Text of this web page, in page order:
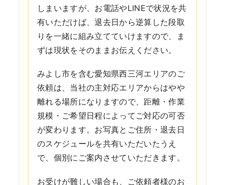
しまいますが、お電話やLINEで状況を共
有いただけば、退去日から逆算した段取
りを一緒に組み立てていけますので、ま
ずは現状をそのままお伝えください。
みよし市を含む愛知県西三河エリアのご
依頼は、当社の主対応エリアからはやや
離れる場所になりますので、距離・作業
規模・ご希望日程によってご対応の可否
が変わります。お写真とご住所・退去日
のスケジュールを共有いただいたうえ
で、個別にご案内させていただきます。
お受けが難しい場合も、ご依頼者様のお